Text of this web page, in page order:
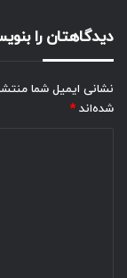
دیدگاهتان را
نشانی ایمیل شما
شده‌اند *